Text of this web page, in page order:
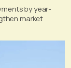
by year-
market